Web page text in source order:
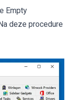
Empty
deze procedure